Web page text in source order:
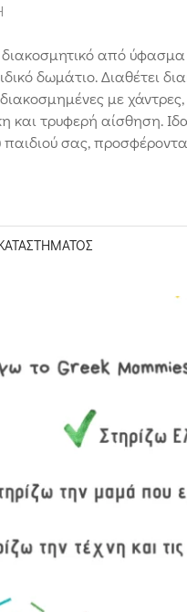
από ύφασμα
δωμάτιο. Διαθέτει
με
και τρυφερή αίσθηση.
σας,